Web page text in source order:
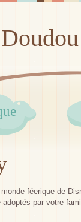
féerique de
adoptés par votre